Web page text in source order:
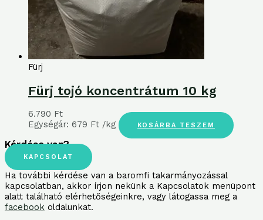
Fürj
Fürj tojó koncentrátum 10 kg
6.790 Ft
Egységár: 679 Ft /kg KOSÁRBA TESZEM
Kérdése van?
KAPCSOLAT
Ha további kérdése van a baromfi takarmányozással
kapcsolatban, akkor írjon nekünk a Kapcsolatok menüpont
alatt található elérhetőségeinkre, vagy látogassa meg a
facebook oldalunkat.